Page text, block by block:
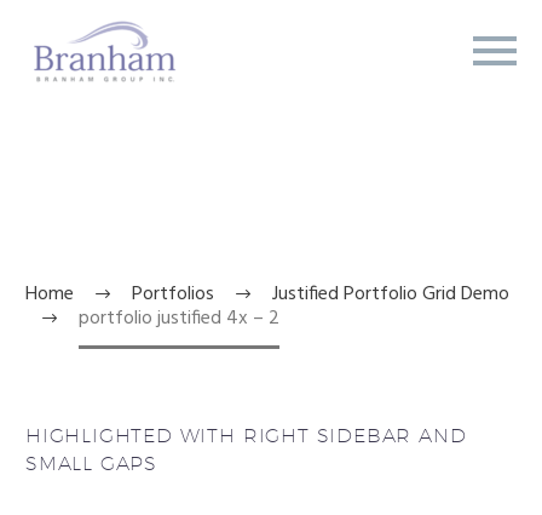
Home Portfolios Justified Portfolio Grid Demo
portfolio justified 4x – 2
HIGHLIGHTED WITH RIGHT SIDEBAR AND
SMALL GAPS